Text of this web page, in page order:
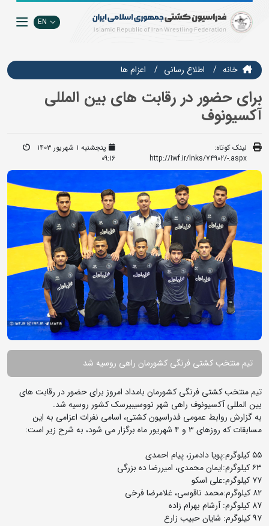
EN
خانه اطلاع رسانی اعزام ها
برای حضور در رقابت های بین المللی
آکسیونوف
لینک کوتاه:
http://iwf.ir/lnks/74902/-.aspx
پنجشنبه ۱ شهریور ۱۴۰۳
09:16
تیم منتخب کشتی فرنگی کشورمان راهی روسیه شد
تیم منتخب کشتی فرنگی کشورمان بامداد امروز برای حضور در رقابت های
بین المللی آکسیونوف راهی شهر نووسیبیرسک کشور روسیه شد.
به گزارش روابط عمومی فدراسیون کشتی، اسامی نفرات اعزامی به این
مسابقات که روزهای ۳ و ۴ شهریور ماه برگزار می شود، به شرح زیر است:
۵۵ کیلوگرم:پویا دادمرز، پیام احمدی
۶۳ کیلوگرم:ایمان محمدی، امیررضا ده بزرگی
۷۷ کیلوگرم:علی اسکو
۸۲ کیلوگرم:محمد ناقوسی، غلامرضا فرخی
87 کیلوگرم: آرشام بهرام زاده
۹۷ کیلوگرم: شایان حبیب زارع